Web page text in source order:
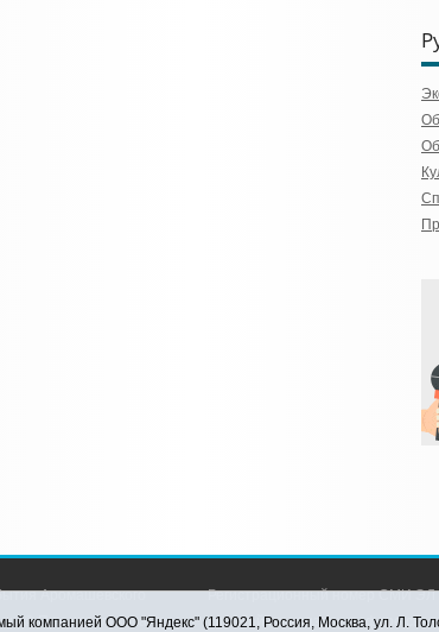
Аромашевского
© При использовании
Регистрационный номер СМИ
службой по надзору в сфере
компанией ООО "Яндекс" (119021, Россия, Москва, ул. Л.